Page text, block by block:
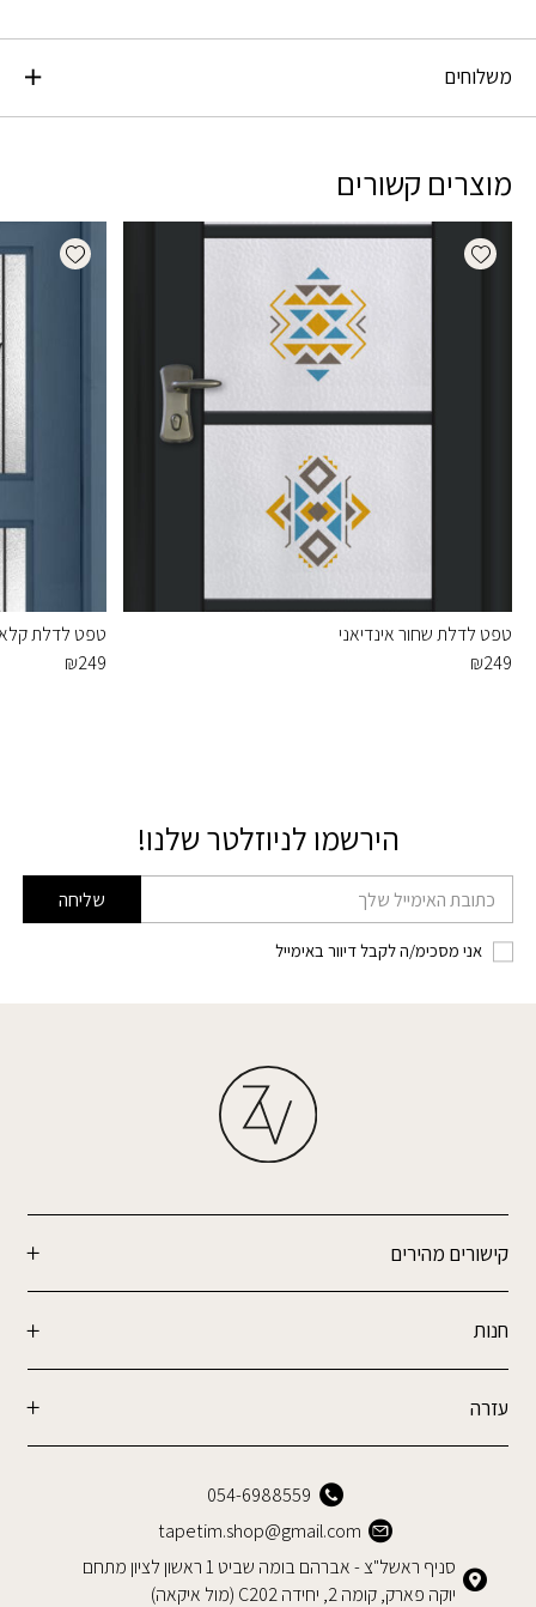
משלוחים
מוצרים קשורים
Add wishlist
טפט לדלת שחור אינדיאני
₪249
wishlist
טפט לדלת
₪249
הירשמו לניוזלטר שלנו!
דוא׳׳ל שליחה
אני מסכימ/ה לקבל דיוור באימייל
קישורים מהירים
חנות
עזרה
054-6988559
tapetim.shop@gmail.com
סניף ראשל"צ - אברהם בומה שביט 1 ראשון לציון מתחם
יוקה פארק, קומה 2, יחידה C202 (מול איקאה)